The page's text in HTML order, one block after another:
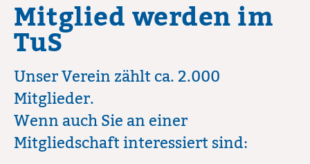
Mitglied werden im
TuS
Unser Verein zählt ca. 2.000
Mitglieder.
Wenn auch Sie an einer
Mitgliedschaft interessiert sind: